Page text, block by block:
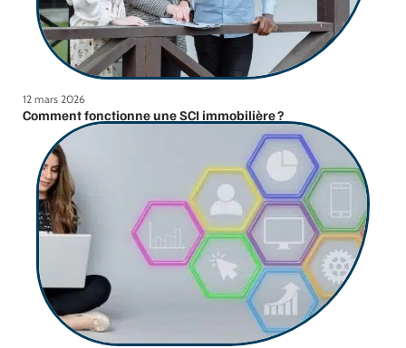
12 mars 2026
Comment fonctionne une SCI immobilière ?